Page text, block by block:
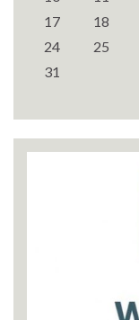
17
18
24
25
31